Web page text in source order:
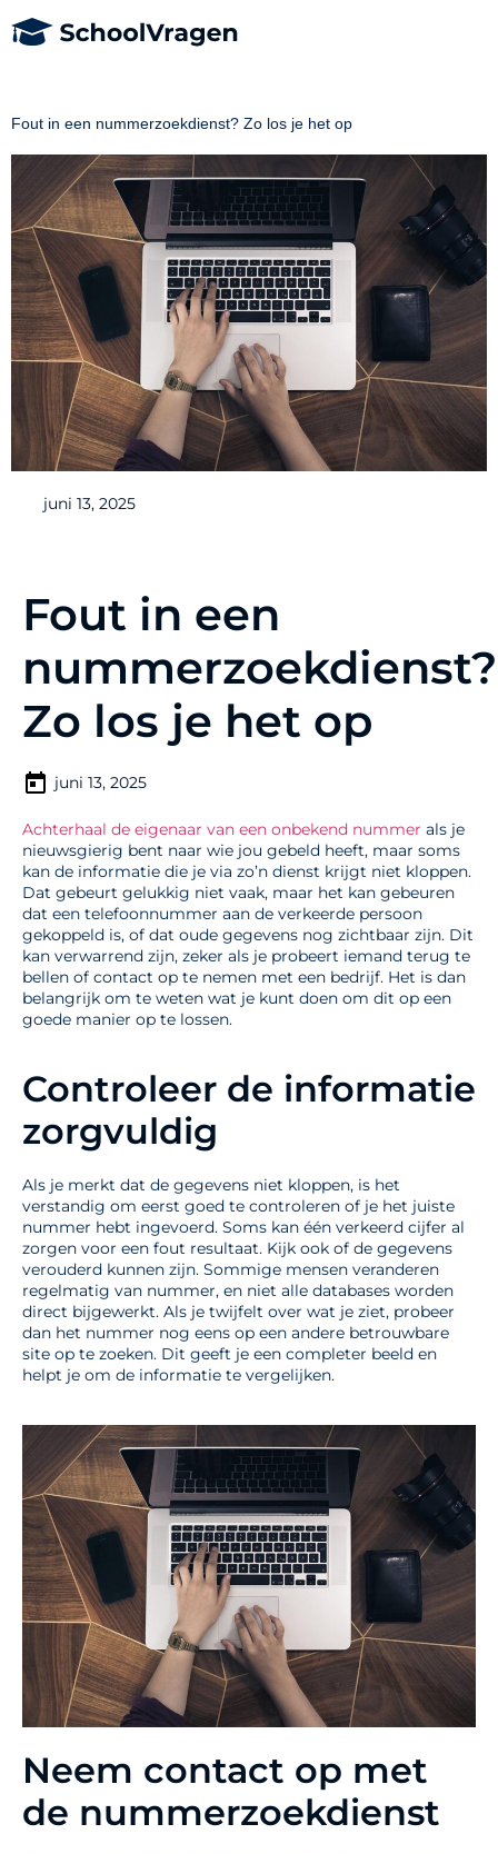
Fout in een nummerzoekdienst? Zo los je het op
juni 13, 2025
Fout in een
nummerzoekdienst?
Zo los je het op
juni 13, 2025
Achterhaal de eigenaar van een onbekend nummer als je
nieuwsgierig bent naar wie jou gebeld heeft, maar soms
kan de informatie die je via zo’n dienst krijgt niet kloppen.
Dat gebeurt gelukkig niet vaak, maar het kan gebeuren
dat een telefoonnummer aan de verkeerde persoon
gekoppeld is, of dat oude gegevens nog zichtbaar zijn. Dit
kan verwarrend zijn, zeker als je probeert iemand terug te
bellen of contact op te nemen met een bedrijf. Het is dan
belangrijk om te weten wat je kunt doen om dit op een
goede manier op te lossen.
Controleer de informatie
zorgvuldig
Als je merkt dat de gegevens niet kloppen, is het
verstandig om eerst goed te controleren of je het juiste
nummer hebt ingevoerd. Soms kan één verkeerd cijfer al
zorgen voor een fout resultaat. Kijk ook of de gegevens
verouderd kunnen zijn. Sommige mensen veranderen
regelmatig van nummer, en niet alle databases worden
direct bijgewerkt. Als je twijfelt over wat je ziet, probeer
dan het nummer nog eens op een andere betrouwbare
site op te zoeken. Dit geeft je een completer beeld en
helpt je om de informatie te vergelijken.
Neem contact op met
de nummerzoekdienst